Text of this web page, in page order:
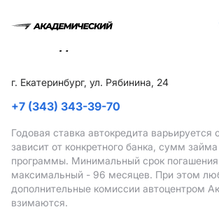
г. Екатеринбург, ул. Рябинина, 24
+7 (343) 343-39-70
Годовая ставка автокредита варьируется
зависит от конкретного банка, сумм
программы. Минимальный срок погашения
максимальный - 96 месяцев. При этом
дополнительные комиссии автоцентром
взимаются.